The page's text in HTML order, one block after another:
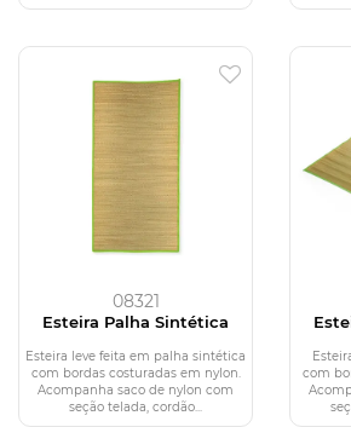
08321
Esteira Palha Sintética
Esteira leve feita em palha sintética
com bordas costuradas em nylon.
Acompanha saco de nylon com
seção telada, cordão...
com